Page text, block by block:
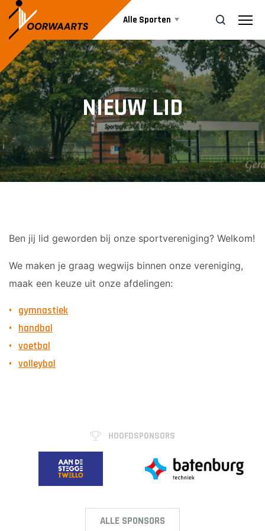
Alle Sporten
Nieuws
Events
Business
Vrijwilliger worden
Sponsor worden
Lid worden
ZOEK
NIEUW LID
Ben jij lid geworden bij onze sportvereniging? Welkom!
We maken je graag wegwijs binnen onze vereniging,
maak een keuze uit onze afdelingen:
gymnastiek
handbal
voetbal
volleybal
HOOFDSPONSORS
ALLE SPONSORS